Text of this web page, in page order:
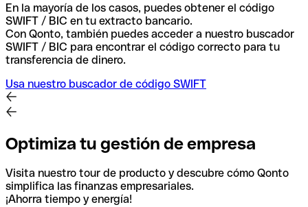
En la mayoría de los casos, puedes obtener el código
SWIFT / BIC en tu extracto bancario.
Con Qonto, también puedes acceder a nuestro buscador
SWIFT / BIC para encontrar el código correcto para tu
transferencia de dinero.
Usa nuestro buscador de código SWIFT
Optimiza tu gestión de empresa
Visita nuestro tour de producto y descubre cómo Qonto
simplifica las finanzas empresariales.
¡Ahorra tiempo y energía!